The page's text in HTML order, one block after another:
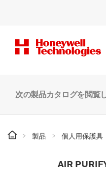
次の製品カタログを閲覧
製品 個人用保護具
AIR